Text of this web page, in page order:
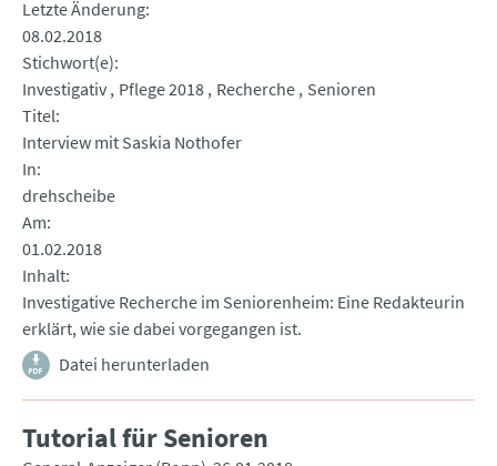
Letzte Änderung
08.02.2018
Stichwort(e)
Investigativ Pflege 2018 Recherche Senioren
Titel
Interview mit Saskia Nothofer
In
drehscheibe
Am
01.02.2018
Inhalt
Investigative Recherche im Seniorenheim: Eine Redakteurin
erklärt, wie sie dabei vorgegangen ist.
Datei herunterladen
Tutorial für Senioren